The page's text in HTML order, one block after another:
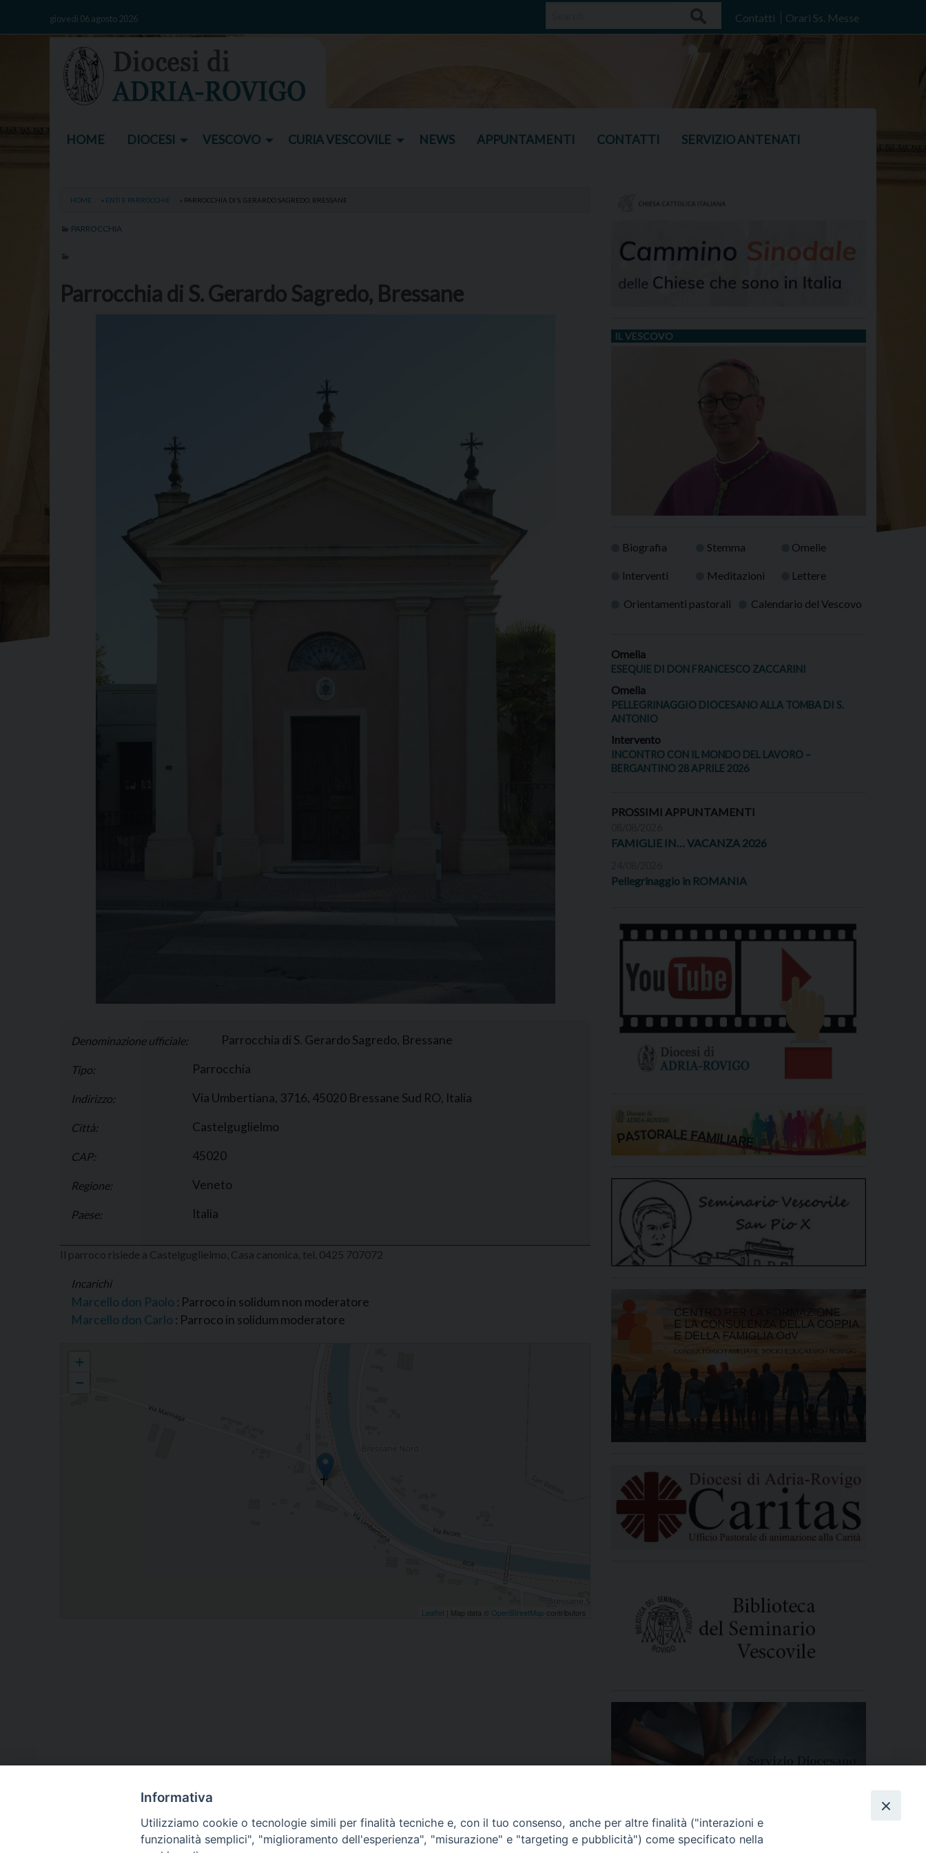
giovedì 06 agosto 2026 Contatti Orari Ss. Messe
HOME DIOCESI VESCOVO CURIA VESCOVILE NEWS APPUNTAMENTI CONTATTI SERVIZIO ANTENATI
HOME » ENTI E PARROCCHIE » PARROCCHIA DI S. GERARDO SAGREDO, BRESSANE
PARROCCHIA
Parrocchia di S. Gerardo Sagredo, Bressane
Denominazione ufficiale: Parrocchia di S. Gerardo Sagredo, Bressane
Tipo: Parrocchia
Indirizzo: Via Umbertiana, 3716, 45020 Bressane Sud RO, Italia
Città: Castelguglielmo
CAP: 45020
Regione: Veneto
Paese: Italia
Il parroco risiede a Castelguglielmo, Casa canonica, tel. 0425 707072
Incarichi
Marcello don Paolo : Parroco in solidum non moderatore
Marcello don Carlo : Parroco in solidum moderatore
+
−
Leaflet | Map data © OpenStreetMap contributors
IL VESCOVO
Biografia Stemma Omelie
Interventi Meditazioni Lettere
Orientamenti pastorali Calendario del Vescovo
Omelia
ESEQUIE DI DON FRANCESCO ZACCARINI
Omelia
PELLEGRINAGGIO DIOCESANO ALLA TOMBA DI S.
ANTONIO
Intervento
INCONTRO CON IL MONDO DEL LAVORO –
BERGANTINO 28 APRILE 2026
PROSSIMI APPUNTAMENTI
FAMIGLIE IN… VACANZA 2026
Pellegrinaggio in ROMANIA
Informativa
Utilizziamo cookie o tecnologie simili per finalità tecniche e, con il tuo consenso, anche per altre finalità ("interazioni e
funzionalità semplici", "miglioramento dell'esperienza", "misurazione" e "targeting e pubblicità") come specificato nella